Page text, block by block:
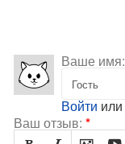
Ваше имя:
Войти или
Ваш отзыв: *